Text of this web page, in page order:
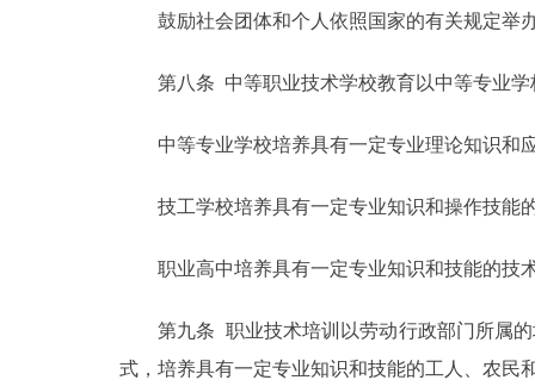
ITALIANO
鼓励社会团体和个人依照国家的有关规定举
第八条 中等职业技术学校教育以中等专业学
中等专业学校培养具有一定专业理论知识和
技工学校培养具有一定专业知识和操作技能
职业高中培养具有一定专业知识和技能的技
第九条 职业技术培训以劳动行政部门所属的
式，培养具有一定专业知识和技能的工人、农民